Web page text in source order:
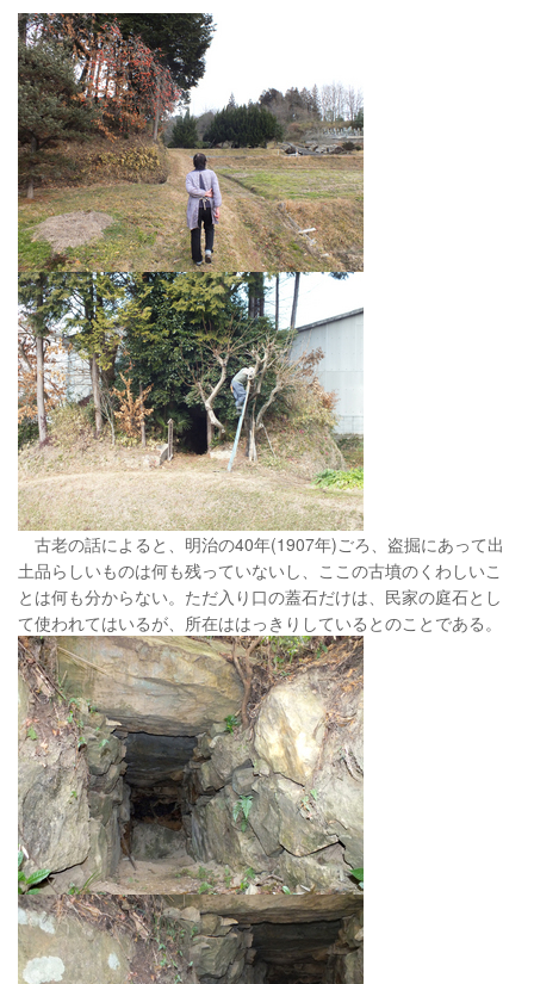
古老の話によると、明治の40年(1907年)ごろ、盗掘にあって出
土品らしいものは何も残っていないし、ここの古墳のくわしいこ
とは何も分からない。ただ入り口の蓋石だけは、民家の庭石とし
て使われてはいるが、所在ははっきりしているとのことである。